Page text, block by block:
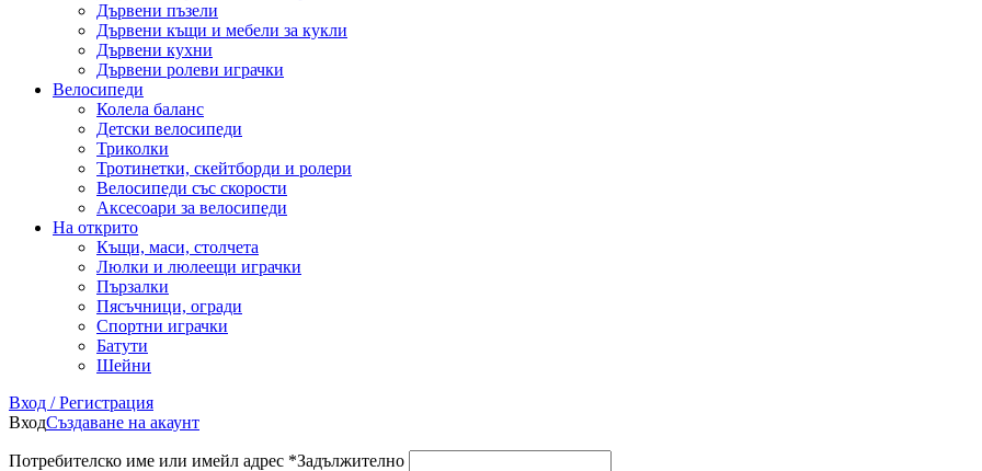
Дървени пъзели
Дървени къщи и мебели за кукли
Дървени кухни
Дървени ролеви играчки
Велосипеди
Колела баланс
Детски велосипеди
Триколки
Тротинетки, скейтборди и ролери
Велосипеди със скорости
Аксесоари за велосипеди
На открито
Къщи, маси, столчета
Люлки и люлеещи играчки
Пързалки
Пясъчници, огради
Спортни играчки
Батути
Шейни
Вход / Регистрация
ВходСъздаване на акаунт
Потребителско име или имейл адрес *Задължително